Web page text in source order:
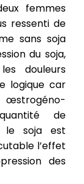
femmes
ressenti de
sans soja
du soja,
douleurs
logique car
œstrogéno-
de
le soja est
l’effet
des